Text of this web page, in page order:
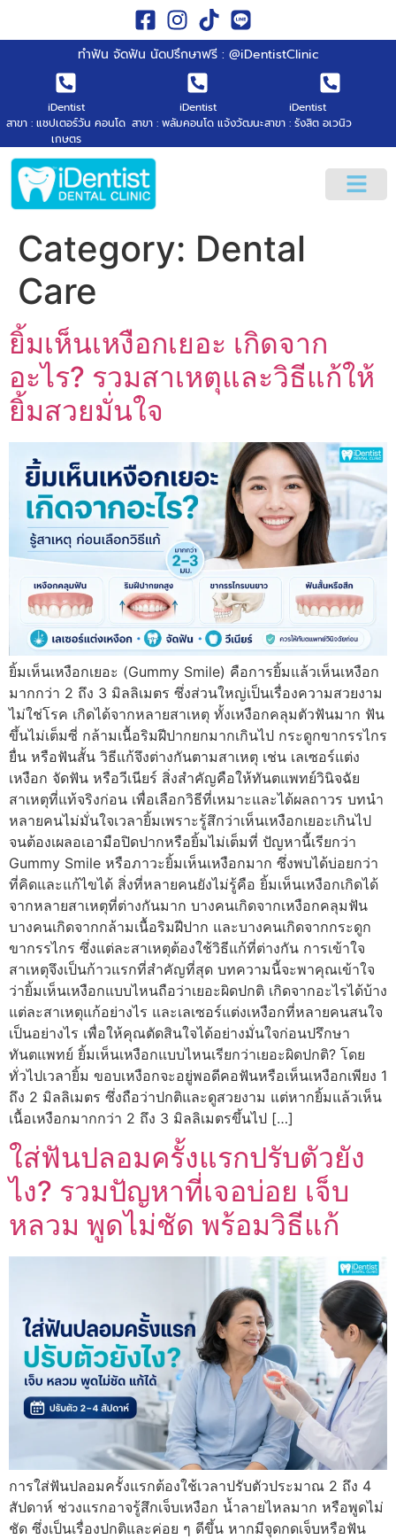
ทำฟัน จัดฟัน นัดปรึกษาฟรี : @iDentistClinic
iDentist
สาขา : แชปเตอร์วัน คอนโด
เกษตร
iDentist
สาขา : พลัมคอนโด แจ้งวัฒนะ
iDentist
สาขา : รังสิต อเวนิว
Category: Dental
Care
ยิ้มเห็นเหงือกเยอะ เกิดจาก
อะไร? รวมสาเหตุและวิธีแก้ให้
ยิ้มสวยมั่นใจ
ยิ้มเห็นเหงือกเยอะ (Gummy Smile) คือการยิ้มแล้วเห็นเหงือก
มากกว่า 2 ถึง 3 มิลลิเมตร ซึ่งส่วนใหญ่เป็นเรื่องความสวยงาม
ไม่ใช่โรค เกิดได้จากหลายสาเหตุ ทั้งเหงือกคลุมตัวฟันมาก ฟัน
ขึ้นไม่เต็มซี่ กล้ามเนื้อริมฝีปากยกมากเกินไป กระดูกขากรรไกร
ยื่น หรือฟันสั้น วิธีแก้จึงต่างกันตามสาเหตุ เช่น เลเซอร์แต่ง
เหงือก จัดฟัน หรือวีเนียร์ สิ่งสำคัญคือให้ทันตแพทย์วินิจฉัย
สาเหตุที่แท้จริงก่อน เพื่อเลือกวิธีที่เหมาะและได้ผลถาวร บทนำ
หลายคนไม่มั่นใจเวลายิ้มเพราะรู้สึกว่าเห็นเหงือกเยอะเกินไป
จนต้องเผลอเอามือปิดปากหรือยิ้มไม่เต็มที่ ปัญหานี้เรียกว่า
Gummy Smile หรือภาวะยิ้มเห็นเหงือกมาก ซึ่งพบได้บ่อยกว่า
ที่คิดและแก้ไขได้ สิ่งที่หลายคนยังไม่รู้คือ ยิ้มเห็นเหงือกเกิดได้
จากหลายสาเหตุที่ต่างกันมาก บางคนเกิดจากเหงือกคลุมฟัน
บางคนเกิดจากกล้ามเนื้อริมฝีปาก และบางคนเกิดจากกระดูก
ขากรรไกร ซึ่งแต่ละสาเหตุต้องใช้วิธีแก้ที่ต่างกัน การเข้าใจ
สาเหตุจึงเป็นก้าวแรกที่สำคัญที่สุด บทความนี้จะพาคุณเข้าใจ
ว่ายิ้มเห็นเหงือกแบบไหนถือว่าเยอะผิดปกติ เกิดจากอะไรได้บ้าง
แต่ละสาเหตุแก้อย่างไร และเลเซอร์แต่งเหงือกที่หลายคนสนใจ
เป็นอย่างไร เพื่อให้คุณตัดสินใจได้อย่างมั่นใจก่อนปรึกษา
ทันตแพทย์ ยิ้มเห็นเหงือกแบบไหนเรียกว่าเยอะผิดปกติ? โดย
ทั่วไปเวลายิ้ม ขอบเหงือกจะอยู่พอดีคอฟันหรือเห็นเหงือกเพียง 1
ถึง 2 มิลลิเมตร ซึ่งถือว่าปกติและดูสวยงาม แต่หากยิ้มแล้วเห็น
เนื้อเหงือกมากกว่า 2 ถึง 3 มิลลิเมตรขึ้นไป […]
ใส่ฟันปลอมครั้งแรกปรับตัวยัง
ไง? รวมปัญหาที่เจอบ่อย เจ็บ
หลวม พูดไม่ชัด พร้อมวิธีแก้
การใส่ฟันปลอมครั้งแรกต้องใช้เวลาปรับตัวประมาณ 2 ถึง 4
สัปดาห์ ช่วงแรกอาจรู้สึกเจ็บเหงือก น้ำลายไหลมาก หรือพูดไม่
ชัด ซึ่งเป็นเรื่องปกติและค่อย ๆ ดีขึ้น หากมีจุดกดเจ็บหรือฟัน